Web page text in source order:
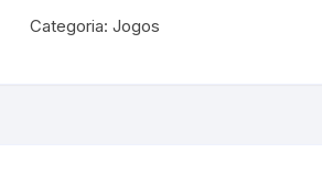
Categoria:Jogos